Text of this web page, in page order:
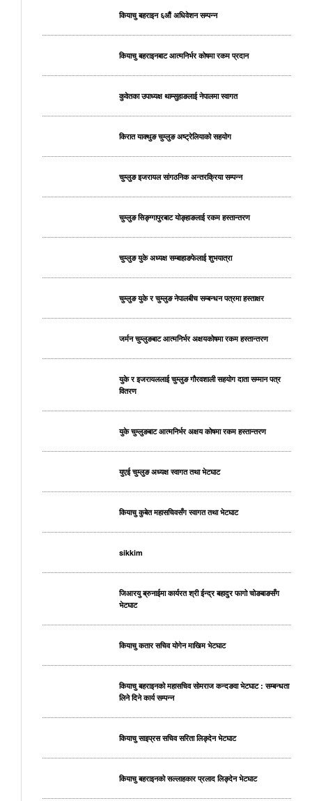
कियाचु बहराइन ६औं अधिवेशन सम्पन्न
कियाचु बहराइनबाट आत्मनिर्भर कोषमा रकम प्रदान
कुवेतका उपाध्यक्ष थाम्सुहाङलाई नेपालमा स्वागत
किरात याक्थुङ चुम्लुङ अष्ट्रेलियाको सहयोग
चुम्लुङ इजरायल सांगठनिक अन्तरक्रिया सम्पन्न
चुम्लुङ सिङ्ग्गापुरबाट योङ्हाङलाई रकम हस्तान्तरण
चुम्लुङ युके अध्यक्ष सम्बाहाङफेलाई शुभयात्रा
चुम्लुङ युके र चुम्लुङ नेपालबीच सम्बन्धन पत्रमा हस्ताक्षर
जर्मन चुम्लुङबाट आत्मनिर्भर अक्षयकोषमा रकम हस्तान्तरण
युके र इजरायललाई चुम्लुङ गौरवशाली सहयोग दाता सम्मान पत्र
वितरण
युके चुम्लुङबाट आत्मनिर्भर अक्षय कोषमा रकम हस्तान्तरण
युएई चुम्लुङ अध्यक्ष स्वागत तथा भेटघाट
कियाचु कुबेत महासचिवसँग स्वागत तथा भेटघाट
sikkim
जिआरयु ब्रुनाईमा कार्यरत श्री ईन्द्र बहादुर फागो चोङबाङसँग
भेटघाट
कियाचु कतार सचिव योगेन माखिम भेटघाट
कियाचु बहराइनको महासचिव सोमराज कन्दङवा भेटघाट : सम्बन्धता
लिने दिने कार्य सम्पन्न
कियाचु साइप्रस सचिव सरिता लिङ्देन भेटघाट
कियाचु बहराइनको सल्लाहकार प्रलाद लिङ्देन भेटघाट